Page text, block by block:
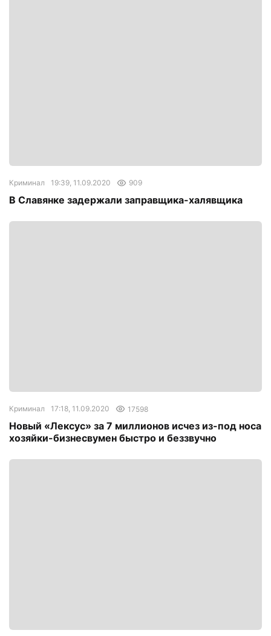
Криминал 19:39, 11.09.2020 909
В Славянке задержали заправщика-халявщика
Криминал 17:18, 11.09.2020 17598
Новый «Лексус» за 7 миллионов исчез из-под носа
хозяйки-бизнесвумен быстро и беззвучно